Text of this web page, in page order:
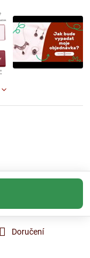
Doručení